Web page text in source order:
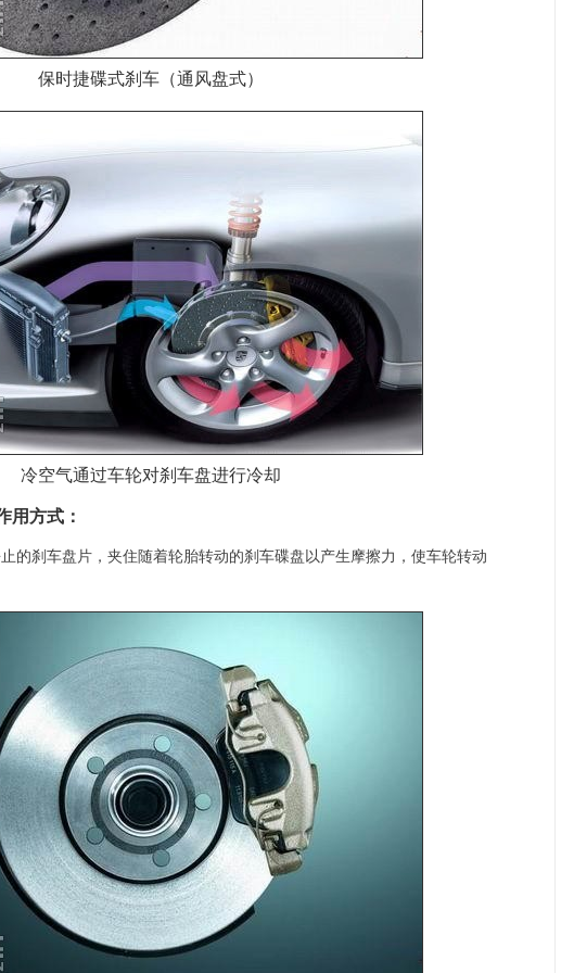
保时捷碟式刹车（通风盘式）
冷空气通过车轮对刹车盘进行冷却
用方式：
刹车盘片，夹住随着轮胎转动的刹车碟盘以产生摩擦力，使车轮转动